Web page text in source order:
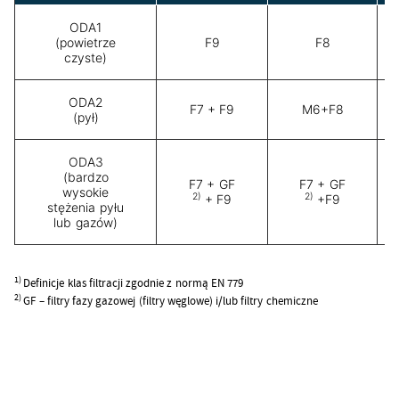
ODA1
(powietrze
czyste)
F9 F8
ODA2
(pył)
F7 + F9 M6+F8
ODA3
(bardzo
wysokie
stężenia pyłu
lub gazów)
F7 + GF
2) + F9
F7 + GF
2) +F9
1) Definicje klas filtracji zgodnie z normą EN 779
2)GF – filtry fazy gazowej (filtry węglowe) i/lub filtry chemiczne